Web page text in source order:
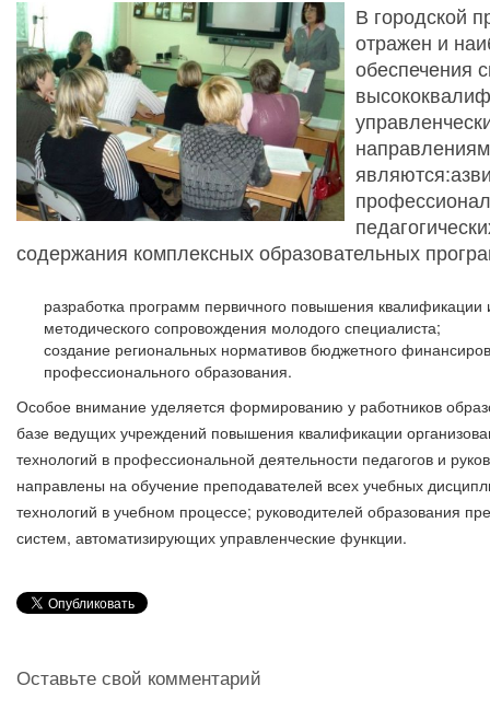
В городской
отражен и
обеспечения
содержания комплексных образовательных
разработка программ первичного повышения квалификации
методического сопровождения молодого специалиста;
создание региональных нормативов бюджетного
профессионального образования.
Особое внимание уделяется формированию у работников
базе ведущих учреждений повышения квалификации
технологий в профессиональной деятельности педагогов и
направлены на обучение преподавателей всех учебных
технологий в учебном процессе; руководителей образования
систем, автоматизирующих управленческие функции.
Оставьте свой комментарий